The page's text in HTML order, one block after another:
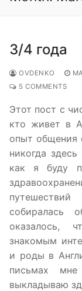
3/4 года
OVDENKO
5 COMMENTS
Этот пост с
кто живет в
опыт общения
никогда
как я буду
собиралась
оказалось,
знакомым
и роды в
письмах
выкладываю